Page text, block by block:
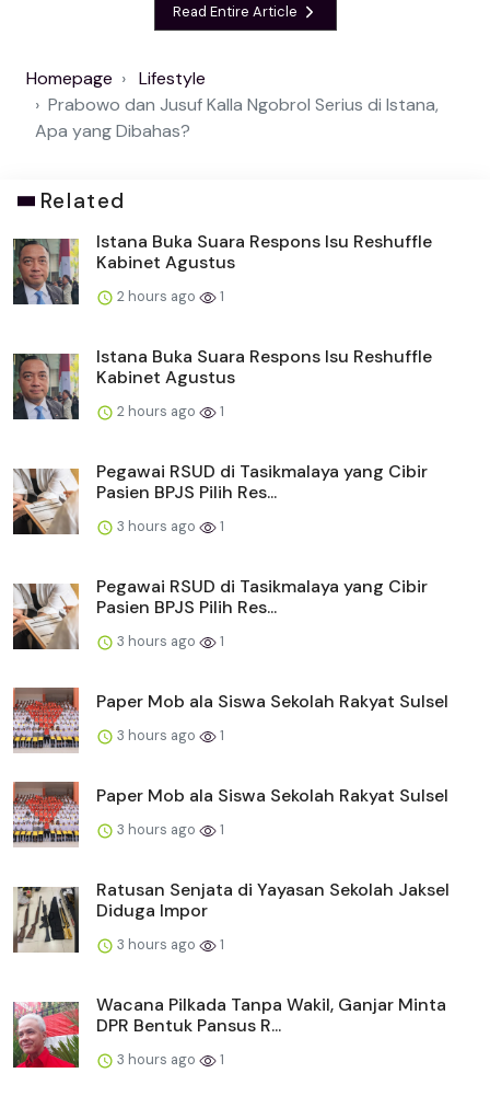
Read Entire Article
Homepage
Lifestyle
Prabowo dan Jusuf Kalla Ngobrol Serius di Istana,
Apa yang Dibahas?
Related
Istana Buka Suara Respons Isu Reshuffle
Kabinet Agustus
2 hours ago 1
Istana Buka Suara Respons Isu Reshuffle
Kabinet Agustus
2 hours ago 1
Pegawai RSUD di Tasikmalaya yang Cibir
Pasien BPJS Pilih Res...
3 hours ago 1
Pegawai RSUD di Tasikmalaya yang Cibir
Pasien BPJS Pilih Res...
3 hours ago 1
Paper Mob ala Siswa Sekolah Rakyat Sulsel
3 hours ago 1
Paper Mob ala Siswa Sekolah Rakyat Sulsel
3 hours ago 1
Ratusan Senjata di Yayasan Sekolah Jaksel
Diduga Impor
3 hours ago 1
Wacana Pilkada Tanpa Wakil, Ganjar Minta
DPR Bentuk Pansus R...
3 hours ago 1